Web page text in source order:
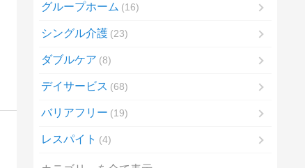
グループホーム 16
シングル介護 23
ダブルケア 8
デイサービス 68
バリアフリー 19
レスパイト 4